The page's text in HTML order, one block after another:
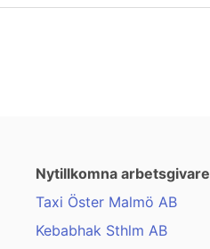
Nytillkomna arbetsgivare
Taxi Öster Malmö AB
Kebabhak Sthlm AB